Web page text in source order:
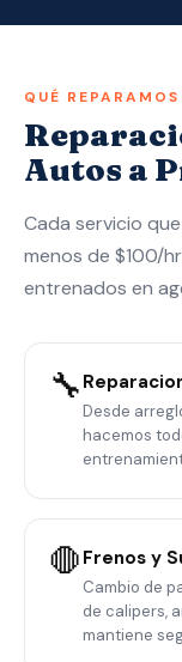
QUÉ REPARAMOS
Autos a
Cada servicio
menos de $100/
entrenados en
🔧
Desde
hacemos
🛑 Frenos y
Cambio de
de calipers,
mantiene